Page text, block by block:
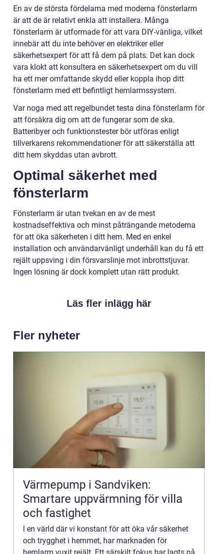
En av de största fördelarna med moderna fönsterlarm
är att de är relativt enkla att installera. Många
fönsterlarm är utformade för att vara DIY-vänliga, vilket
innebär att du inte behöver en elektriker eller
säkerhetsexpert för att få dem på plats. Det kan dock
vara klokt att konsultera en säkerhetsexpert om du vill
ha ett mer omfattande skydd eller koppla ihop ditt
fönsterlarm med ett befintligt hemlarmssystem.
Var noga med att regelbundet testa dina fönsterlarm för
att försäkra dig om att de fungerar som de ska.
Batteribyer och funktionstester bör utföras enligt
tillverkarens rekommendationer för att säkerställa att
ditt hem skyddas utan avbrott.
Optimal säkerhet med
fönsterlarm
Fönsterlarm är utan tvekan en av de mest
kostnadseffektiva och minst påträngande metoderna
för att öka säkerheten i ditt hem. Med en enkel
installation och användarvänligt underhåll kan du få ett
rejält uppsving i din försvarslinje mot inbrottstjuvar.
Ingen lösning är dock komplett utan rätt produkt.
Läs fler inlägg här
Fler nyheter
Värmepump i Sandviken:
Smartare uppvärmning för villa
och fastighet
I en värld där vi konstant för att öka vår säkerhet
och trygghet i hemmet, har marknaden för